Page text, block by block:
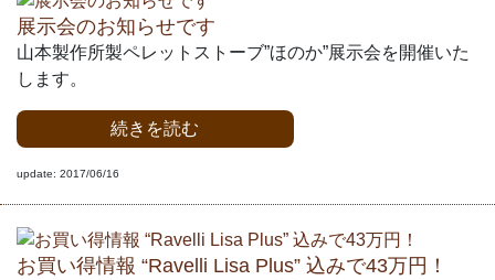
展示会のお知らせです
山本製作所製ペレットストーブ”ほのか”展示会を開催いた
します。
続きを読む
update: 2017/06/16
お買い得情報 “Ravelli Lisa Plus” 込みで43万円！